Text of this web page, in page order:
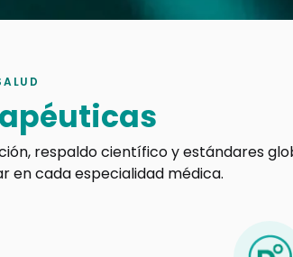
respaldo científico y estándares
en cada especialidad médica.